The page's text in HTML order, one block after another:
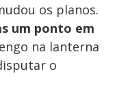
os planos.
um ponto em
na lanterna
o